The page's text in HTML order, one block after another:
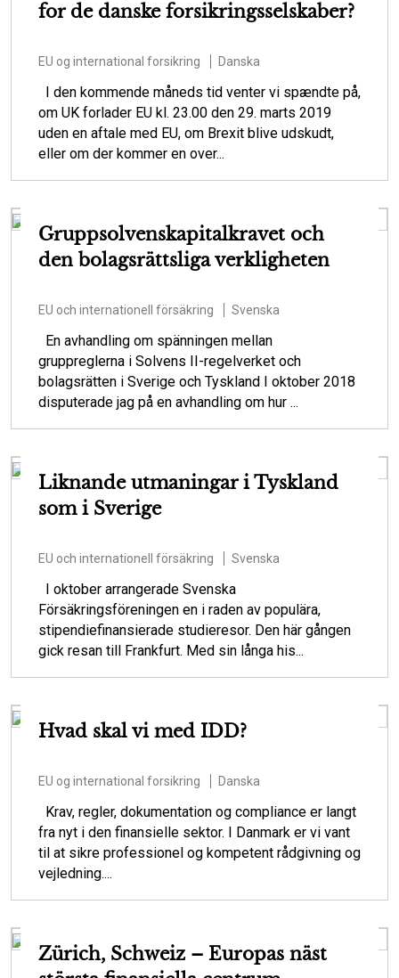
for de danske forsikringsselskaber?
EU og international forsikring Danska
I den kommende måneds tid venter vi spændte på,
om UK forlader EU kl. 23.00 den 29. marts 2019
uden en aftale med EU, om Brexit blive udskudt,
eller om der kommer en over...
Gruppsolvenskapitalkravet och
den bolagsrättsliga verkligheten
EU och internationell försäkring Svenska
En avhandling om spänningen mellan
gruppreglerna i Solvens II-regelverket och
bolagsrätten i Sverige och Tyskland I oktober 2018
disputerade jag på en avhandling om hur ...
Liknande utmaningar i Tyskland
som i Sverige
EU och internationell försäkring Svenska
I oktober arrangerade Svenska
Försäkringsföreningen en i raden av populära,
stipendiefinansierade studieresor. Den här gången
gick resan till Frankfurt. Med sin långa his...
Hvad skal vi med IDD?
EU og international forsikring Danska
Krav, regler, dokumentation og compliance er langt
fra nyt i den finansielle sektor. I Danmark er vi vant
til at sikre professionel og kompetent rådgivning og
vejledning....
Zürich, Schweiz – Europas näst